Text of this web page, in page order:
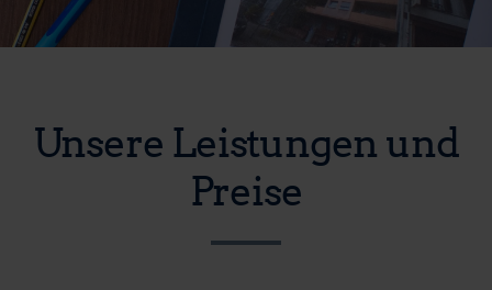
Unsere Leistungen und
Preise